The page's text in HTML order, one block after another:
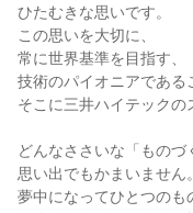
ひたむきな思いです。
この思いを大切に、
常に世界基準を目指す、
技術のパイオニアである
そこに三井ハイテックの
どんなささいな「ものづ
思い出でもかまいません。
夢中になってひとつのも